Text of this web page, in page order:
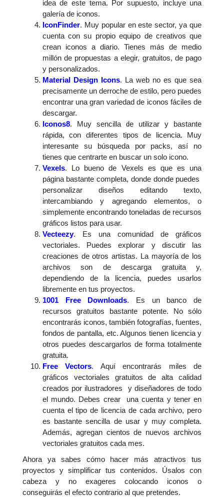
idea de este tema. Por supuesto, incluye una
galería de iconos.
IconFinder. Muy popular en este sector, ya que
cuenta con su propio equipo de creativos que
crean iconos a diario. Tienes más de medio
millón de propuestas a elegir, gratuitos, de pago
y personalizados.
Material Design Icons. La web no es que sea
precisamente un derroche de estilo, pero puedes
encontrar una gran variedad de iconos fáciles de
descargar.
Iconos8. Muy sencilla de utilizar y bastante
rápida, con diferentes tipos de licencia. Muy
interesante su búsqueda por packs, así no
tienes que centrarte en buscar un solo icono.
Vexels. Lo bueno de Vexels es que es una
página bastante completa, donde donde puedes
personalizar diseños editando texto,
intercambiando y agregando elementos, o
simplemente encontrando toneladas de recursos
gráficos listos para usar.
Vecteezy. Es una comunidad de gráficos
vectoriales. Puedes explorar y discutir las
creaciones de otros artistas. La mayoría de los
archivos son de descarga gratuita y,
dependiendo de la licencia, puedes usarlos
libremente en tus proyectos.
1001 Free Downloads. Es un banco de
recursos gratuitos bastante potente. No sólo
encontrarás iconos, también fotografías, fuentes,
fondos de pantalla, etc. Algunos tienen licencia y
otros puedes descargarlos de forma totalmente
gratuita.
Free Vectors. Aquí encontrarás miles de
gráficos vectoriales gratuitos de alta calidad
creados por ilustradores y diseñadores de todo
el mundo. Debes crear una cuenta y tener en
cuenta el tipo de licencia de cada archivo, pero
es bastante sencilla de usar y muy completa.
Además, agregan cientos de nuevos archivos
vectoriales gratuitos cada mes.
Ahora ya sabes cómo hacer más atractivos tus
proyectos y simplificar tus contenidos. Úsalos con
cabeza y no exageres colocando iconos o
conseguirás el efecto contrario al que pretendes.